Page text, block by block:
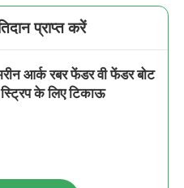
प्राप्त करें
आर्क रबर फेंडर वी फेंडर बोट
के लिए टिकाऊ